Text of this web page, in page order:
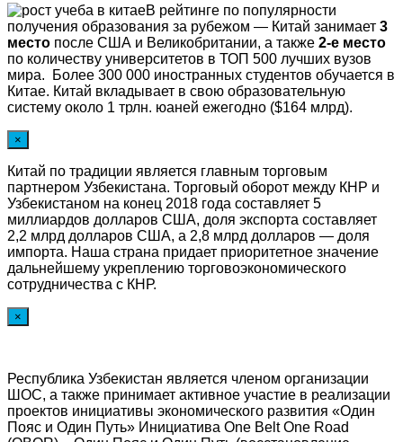
В рейтинге по популярности
получения образования за рубежом — Китай занимает 3
место после США и Великобритании, а также 2-е место
по количеству университетов в ТОП 500 лучших вузов
мира. Более 300 000 иностранных студентов обучается в
Китае. Китай вкладывает в свою образовательную
систему около 1 трлн. юаней ежегодно ($164 млрд).
×
Китай по традиции является главным торговым
партнером Узбекистана. Торговый оборот между КНР и
Узбекистаном на конец 2018 года составляет 5
миллиардов долларов США, доля экспорта составляет
2,2 млрд долларов США, а 2,8 млрд долларов — доля
импорта. Наша страна придает приоритетное значение
дальнейшему укреплению торговоэкономического
сотрудничества с КНР.
×
Республика Узбекистан является членом организации
ШОС, а также принимает активное участие в реализации
проектов инициативы экономического развития «Один
Пояс и Один Путь» Инициатива One Belt One Road